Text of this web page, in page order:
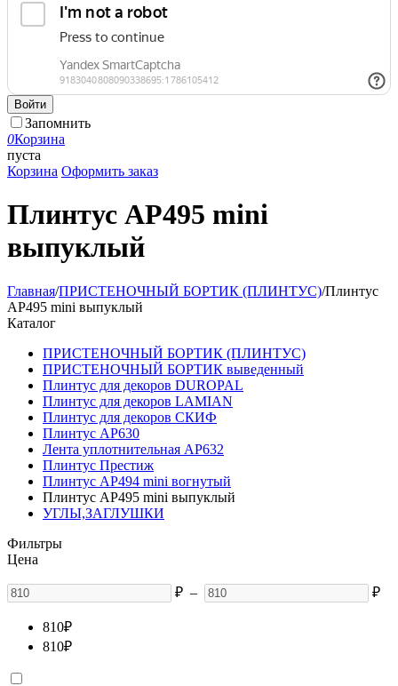
Войти
Запомнить
0Корзина
пуста
Корзина Оформить заказ
Плинтус АР495 mini
выпуклый
Главная/ПРИСТЕНОЧНЫЙ БОРТИК (ПЛИНТУС)/Плинтус
АР495 mini выпуклый
Каталог
ПРИСТЕНОЧНЫЙ БОРТИК (ПЛИНТУС)
ПРИСТЕНОЧНЫЙ БОРТИК выведенный
Плинтус для декоров DUROPAL
Плинтус для декоров LAMIAN
Плинтус для декоров СКИФ
Плинтус АР630
Лента уплотнительная АР632
Плинтус Престиж
Плинтус АР494 mini вогнутый
Плинтус АР495 mini выпуклый
УГЛЫ,ЗАГЛУШКИ
Фильтры
Цена
₽ – ₽
810₽
810₽